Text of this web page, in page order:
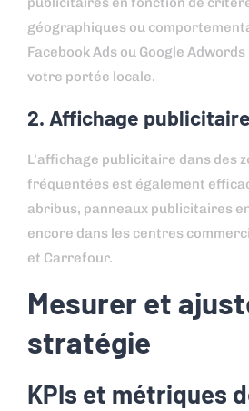
géographiques ou
Facebook Ads ou Google
votre portée locale.
2. Affichage publicitaire
L’affichage publicitaire dans des
fréquentées est également
abribus, panneaux publicitaires
encore dans les centres
et Carrefour.
Mesurer et
stratégie
KPIs et métriques